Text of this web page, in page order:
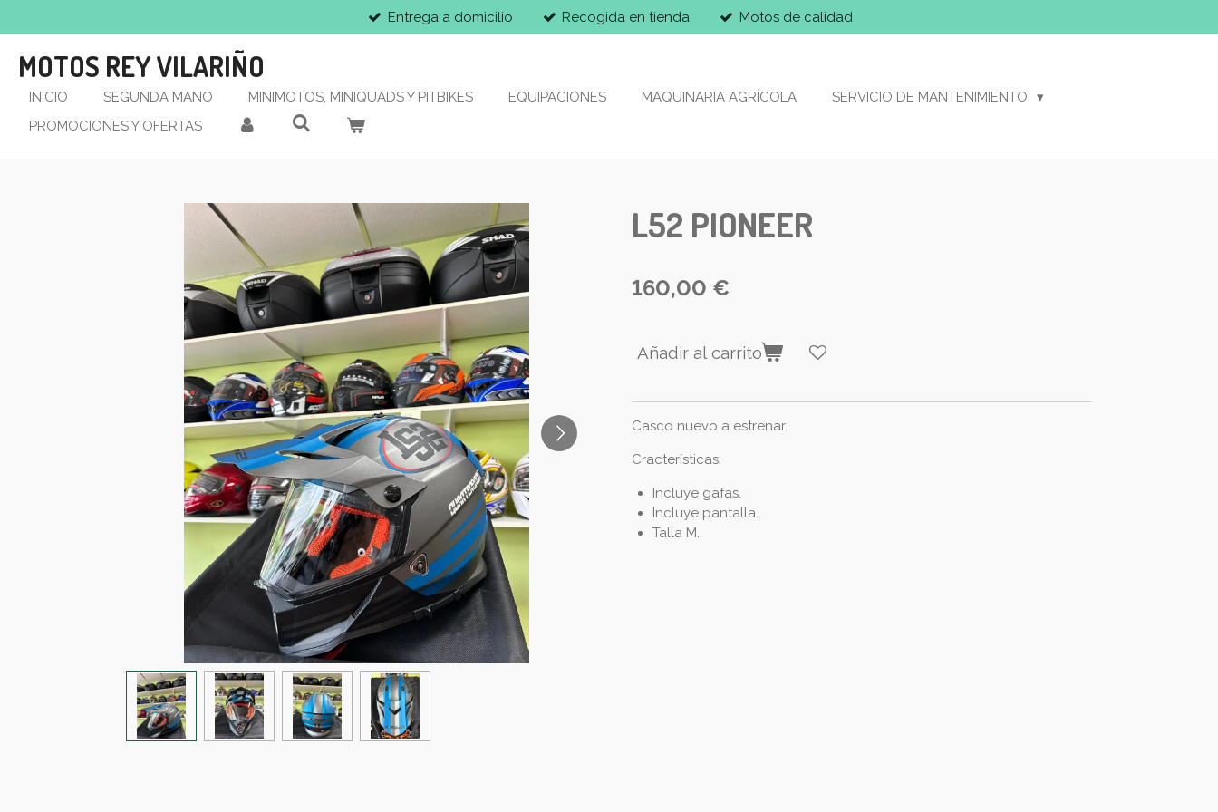
al
contenido
principal
Entrega a domicilio Recogida en tienda Motos de calidad
MOTOS REY VILARIÑO
INICIO SEGUNDA MANO MINIMOTOS, MINIQUADS Y PITBIKES EQUIPACIONES MAQUINARIA AGRÍCOLA
SERVICIO DE MANTENIMIENTO
PROMOCIONES Y OFERTAS
L52 PIONEER
160,00 €
Añadir al carrito
Casco nuevo a estrenar.
Cracterísticas:
Incluye gafas.
Incluye pantalla.
Talla M.